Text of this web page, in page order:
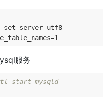
set-server=utf8
服务
start mysqld